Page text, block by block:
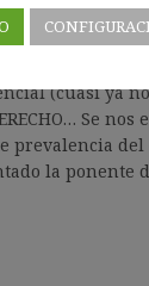
sanción
Gral Kokot
(cuasi ya
Se nos
prevalencia del
la ponente